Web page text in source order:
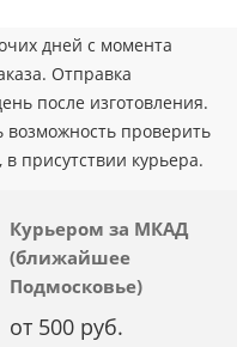
дней с момента
Отправка
после изготовления.
возможность проверить
в присутствии курьера.
Курьером за МКАД
(ближайшее
Подмосковье)
от 500 руб.